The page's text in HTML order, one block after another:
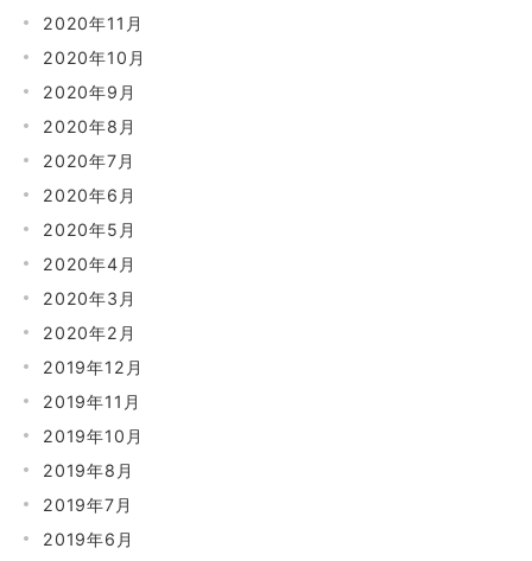
2020年11月
2020年10月
2020年9月
2020年8月
2020年7月
2020年6月
2020年5月
2020年4月
2020年3月
2020年2月
2019年12月
2019年11月
2019年10月
2019年8月
2019年7月
2019年6月